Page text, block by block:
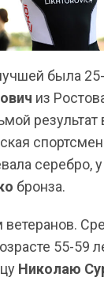
была
из
серебро,
бронза.
ветеранов.
55-59
Николаю